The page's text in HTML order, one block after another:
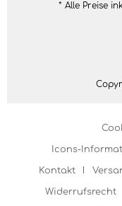
* Alle Preise
Icons-
Kontakt
Widerrufsrecht